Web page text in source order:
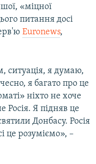
«міцної
питання досі
Euronews,
ситуація, я думаю,
я багато про це
ніхто не хоче
Я підняв це
Донбасу. Росія
це розуміємо», –